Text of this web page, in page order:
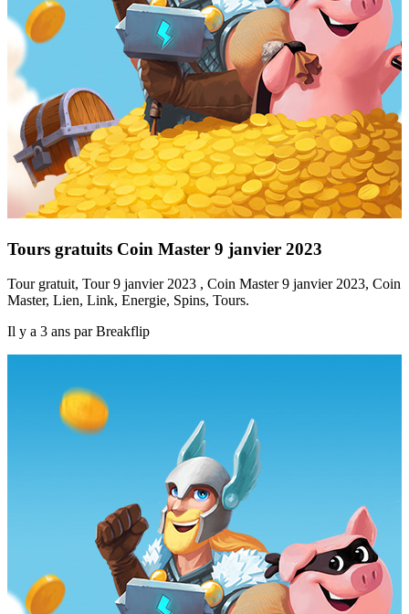
Tours gratuits Coin Master 9 janvier 2023
Tour gratuit, Tour 9 janvier 2023 , Coin Master 9 janvier 2023, Coin
Master, Lien, Link, Energie, Spins, Tours.
Il y a 3 ans par Breakflip